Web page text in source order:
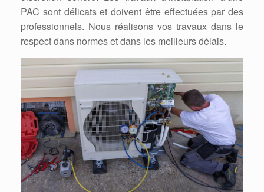
PAC sont délicats et doivent être effectuées par des
professionnels. Nous réalisons vos travaux dans le
respect dans normes et dans les meilleurs délais.